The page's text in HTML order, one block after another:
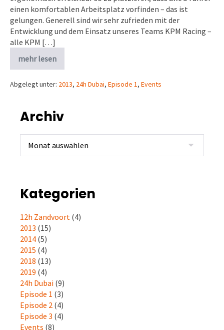
einen komfortablen Arbeitsplatz vorfinden – das ist
gelungen. Generell sind wir sehr zufrieden mit der
Entwicklung und dem Einsatz unseres Teams KPM Racing –
alle KPM […]
mehr lesen
Abgelegt unter: 2013, 24h Dubai, Episode 1, Events
Archiv
Kategorien
12h Zandvoort (4)
2013 (15)
2014 (5)
2015 (4)
2018 (13)
2019 (4)
24h Dubai (9)
Episode 1 (3)
Episode 2 (4)
Episode 3 (4)
Events (8)